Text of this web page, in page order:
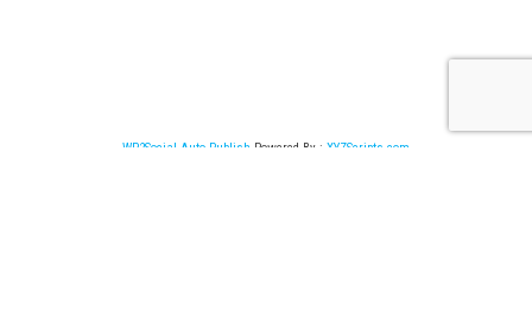
WP2Social Auto Publish Powered By : XYZScripts.com